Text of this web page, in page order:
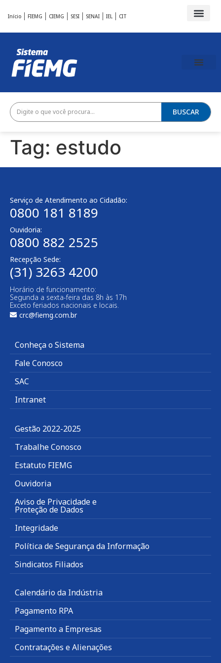
Início FIEMG CIEMG SESI SENAI IEL CIT
BUSCAR
Tag: estudo
Serviço de Atendimento ao Cidadão:
0800 181 8189
Ouvidoria:
0800 882 2525
Recepção Sede:
(31) 3263 4200
Horário de funcionamento:
Segunda a sexta-feira das 8h às 17h
Exceto feriados nacionais e locais.
crc@fiemg.com.br
Conheça o Sistema
Fale Conosco
SAC
Intranet
Gestão 2022-2025
Trabalhe Conosco
Estatuto FIEMG
Ouvidoria
Aviso de Privacidade e
Proteção de Dados
Integridade
Política de Segurança da Informação
Sindicatos Filiados
Calendário da Indústria
Pagamento RPA
Pagamento a Empresas
Contratações e Alienações